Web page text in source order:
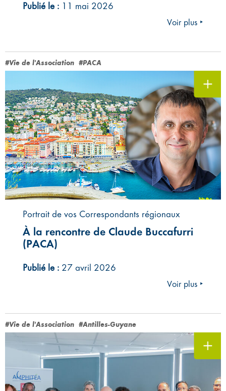
Publié le : 11 mai 2026
Voir plus ‣
#Vie de l'Association #PACA
Portrait de vos Correspondants régionaux
À la rencontre de Claude Buccafurri
(PACA)
Publié le : 27 avril 2026
Voir plus ‣
#Vie de l'Association #Antilles-Guyane